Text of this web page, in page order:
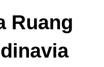
Ruang